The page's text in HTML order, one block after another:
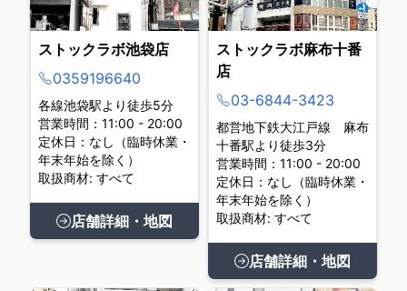
ストックラボ池袋店
0359196640
各線池袋駅より徒歩5分
営業時間：11:00 - 20:00
定休日：なし（臨時休業・
年末年始を除く）
取扱商材: すべて
店舗詳細・地図
ストックラボ麻布十番
店
03-6844-3423
都営地下鉄大江戸線 麻布
十番駅より徒歩3分
営業時間：11:00 - 20:00
定休日：なし（臨時休業・
年末年始を除く）
取扱商材: すべて
店舗詳細・地図